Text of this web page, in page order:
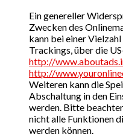
Ein genereller
Zwecken des
kann bei einer
Trackings, über die
http://
http://
Weiteren kann die
Abschaltung in den
werden. Bitte
nicht alle Funktionen
werden können.